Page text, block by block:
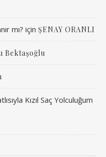
mı? için ŞENAY ORANLI
Bektaşoğlu
Kızıl Saç Yolculuğum